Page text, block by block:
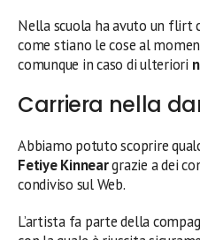
Nella scuola ha avuto un flirt
come stiano le cose al
comunque in caso di ulteriori
Carriera nella
Abbiamo potuto scoprire
Fetiye Kinneargrazie a dei
condiviso sul Web.
L’artista fa parte della